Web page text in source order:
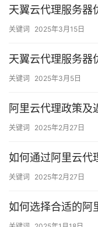
天翼云代理服务器
关键词 2025年3月15日
天翼云代理服务器
关键词 2025年3月5日
阿里云代理政策及
关键词 2025年2月27日
如何通过阿里云代
关键词 2025年2月27日
如何选择合适的阿